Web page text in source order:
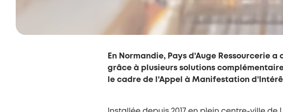
En Normandie, Pays d’Auge Ressourcerie
grâce à plusieurs solutions
le cadre de l’Appel à Manifestation